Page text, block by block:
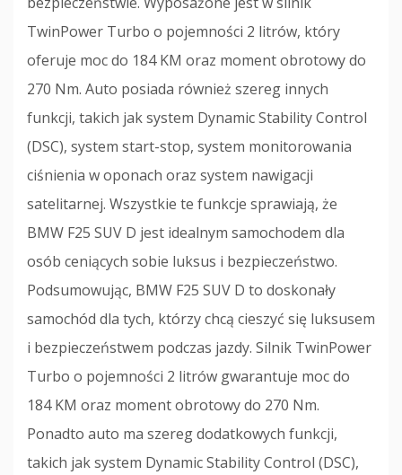
TwinPower Turbo o pojemności 2 litrów, który
oferuje moc do 184 KM oraz moment obrotowy do
270 Nm. Auto posiada również szereg innych
funkcji, takich jak system Dynamic Stability Control
(DSC), system start-stop, system monitorowania
ciśnienia w oponach oraz system nawigacji
satelitarnej. Wszystkie te funkcje sprawiają, że
BMW F25 SUV D jest idealnym samochodem dla
osób ceniących sobie luksus i bezpieczeństwo.
Podsumowując, BMW F25 SUV D to doskonały
samochód dla tych, którzy chcą cieszyć się luksusem
i bezpieczeństwem podczas jazdy. Silnik TwinPower
Turbo o pojemności 2 litrów gwarantuje moc do
184 KM oraz moment obrotowy do 270 Nm.
Ponadto auto ma szereg dodatkowych funkcji,
takich jak system Dynamic Stability Control (DSC),